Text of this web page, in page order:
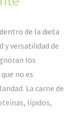
de la dieta
y versatilidad de
los
no es
La carne de
lípidos,